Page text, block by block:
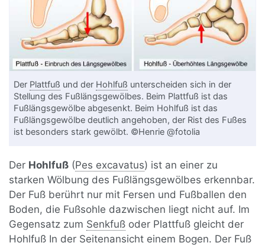
Der Plattfuß und der Hohlfuß unterscheiden sich in der
Stellung des Fußlängsgewölbes. Beim Plattfuß ist das
Fußlängsgewölbe abgesenkt. Beim Hohlfuß ist das
Fußlängsgewölbe deutlich angehoben, der Rist des Fußes
ist besonders stark gewölbt. ©Henrie @fotolia
Der Hohlfuß (Pes excavatus) ist an einer zu
starken Wölbung des Fußlängsgewölbes erkennbar.
Der Fuß berührt nur mit Fersen und Fußballen den
Boden, die Fußsohle dazwischen liegt nicht auf. Im
Gegensatz zum Senkfuß oder Plattfuß gleicht der
Hohlfuß In der Seitenansicht einem Bogen. Der Fuß